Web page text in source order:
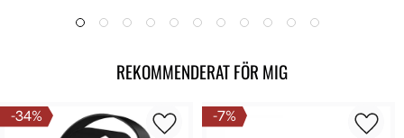
REKOMMENDERAT FÖR MIG
34% 7%